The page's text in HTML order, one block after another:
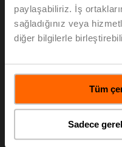
paylaşabiliriz. İş
sağladığınız veya
diğer bilgilerle
Tüm
Sadece
Glob vana, 2 yollu, DN
Kvs 10 m³/h, Akışkan
Glob vana motoru, 1500
Proje listesine